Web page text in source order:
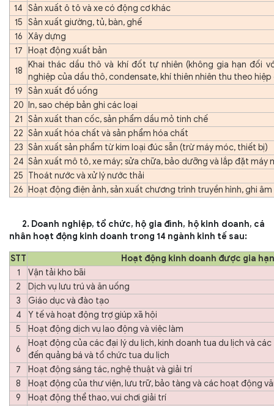
14 Sản xuất ô tô và xe có động cơ khác
15 Sản xuất giường, tủ, bàn, ghế
16 Xây dựng
17
Hoạt động xuất bản
18
Khai thác dầu thô và khí đốt tự nhiên (không gia hạn đối
nghiệp của dầu thô, condensate, khí thiên nhiên thu theo
19 Sản xuất đồ uống
20
In, sao chép bản ghi các loại
21 Sản xuất than cốc, sản phẩm dầu mỏ tinh chế
22 Sản xuất hóa chất và sản phẩm hóa chất
23 Sản xuất sản phẩm từ kim loại đúc sẵn (trừ máy móc, thiết bị)
24 Sản xuất mô tô, xe máy; sửa chữa, bảo dưỡng và lắp đặt máy
25 Thoát nước và xử lý nước thải
26
Hoạt động điện ảnh, sản xuất chương trình truyền hình, ghi
2. Doanh nghiệp, tổ chức, hộ gia đình, hộ kinh doanh, cá
nhân hoạt động kinh doanh trong 14 ngành kinh tế sau:
STT
Hoạt động kinh doanh được gia hạn
1
Vận tải kho bãi
2
Dịch vụ lưu trú và ăn uống
3
Giáo dục và đào tạo
4
Y tế và hoạt động trợ giúp xã hội
5
Hoạt động dịch vụ lao động và việc làm
6
Hoạt động của các đại lý du lịch, kinh doanh tua du lịch và
đến quảng bá và tổ chức tua du lịch
7
Hoạt động sáng tác, nghệ thuật và giải trí
8
Hoạt động của thư viện, lưu trữ, bảo tàng và các hoạt động
9
Hoạt động thể thao, vui chơi giải trí